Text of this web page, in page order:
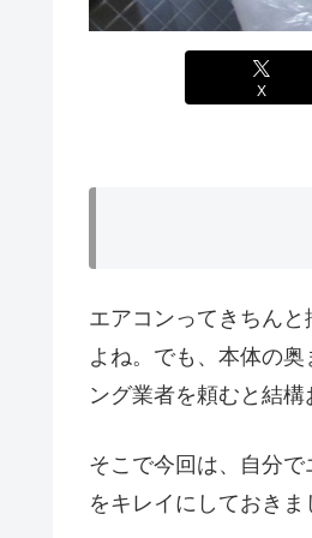
X
エアコンってきちん
よね。でも、本体の
ング業者を頼むと結
そこで今回は、自分
をキレイにしておきま